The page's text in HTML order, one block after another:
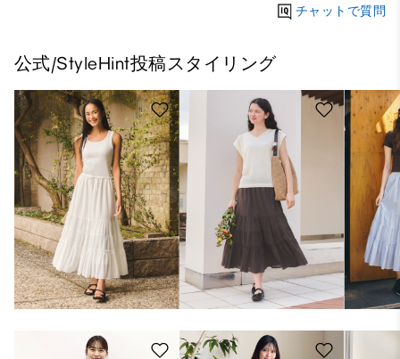
チャットで質問
公式/StyleHint投稿スタイリング